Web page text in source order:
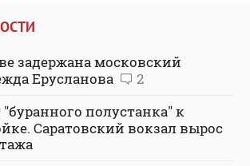
задержана московский
Ерусланова
2
"буранного полустанка" к
Саратовский вокзал вырос